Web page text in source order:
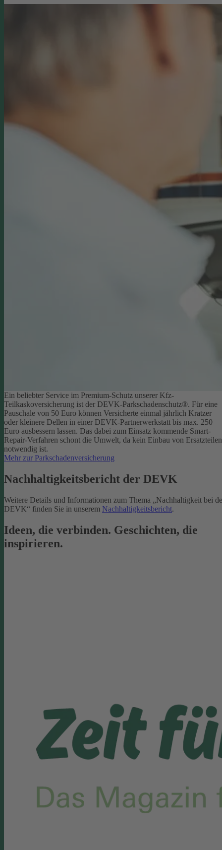
Ein beliebter Service im Premium-Schutz unserer Kfz-
Teilkaskoversicherung ist der DEVK-Parkschadenschutz®. Für eine
Pauschale von 50 Euro können Versicherte einmal jährlich Kratzer
oder kleinere Dellen in einer DEVK-Partnerwerkstatt bis max. 250
Euro ausbessern lassen. Das dabei zum Einsatz kommende Smart-
Repair-Verfahren schont die Umwelt, da kein Einbau von Ersatzteilen
notwendig ist.
Mehr zur Parkschadenversicherung
Nachhaltigkeitsbericht der DEVK
Weitere Details und Informationen zum Thema „Nachhaltigkeit bei
DEVK“ finden Sie in unserem Nachhaltigkeitsbericht.
Ideen, die verbinden. Geschichten, die
inspirieren.